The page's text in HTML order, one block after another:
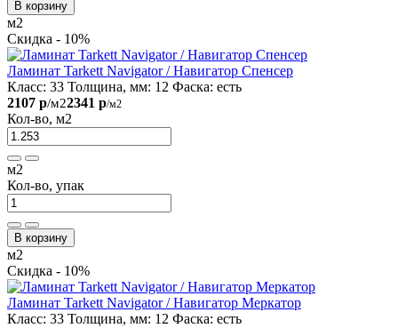
В корзину
м2
Скидка - 10%
Ламинат Tarkett Navigator / Навигатор Спенсер
Класс: 33 Толщина, мм: 12 Фаска: есть
2107 р/м22341 р/м2
Кол-во, м2
м2
Кол-во, упак
В корзину
м2
Скидка - 10%
Ламинат Tarkett Navigator / Навигатор Mеркатор
Класс: 33 Толщина, мм: 12 Фаска: есть